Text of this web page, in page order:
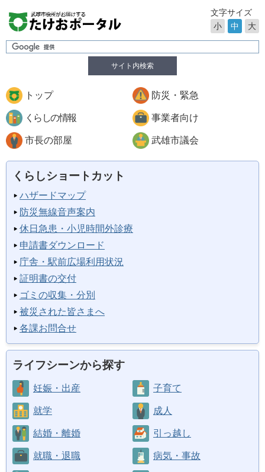
サイト内検索
文字サイズ
小
中 大
トップ 防災・緊急
くらしの情報 事業者向け
市長の部屋 武雄市議会
くらしショートカット
ハザードマップ
防災無線音声案内
休日急患・小児時間外診療
申請書ダウンロード
庁舎・駅前広場利用状況
証明書の交付
ゴミの収集・分別
被災された皆さまへ
各課お問合せ
ライフシーンから探す
妊娠・出産 子育て
就学 成人
結婚・離婚 引っ越し
就職・退職 病気・事故